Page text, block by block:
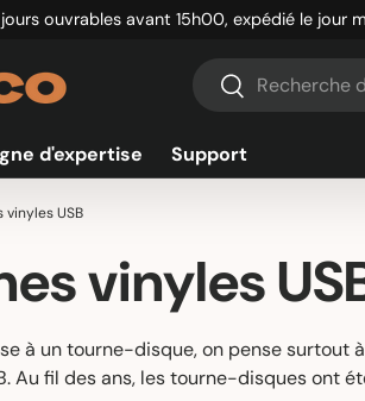
30 jours
Recherche
Rechercher
d'expertise Support
vinyles USB
vinyles
à un tourne-disque, on pense surtout
Au fil des ans, les tourne-disques ont